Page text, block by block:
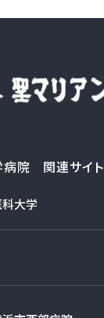
病院 関連サイト
科大学